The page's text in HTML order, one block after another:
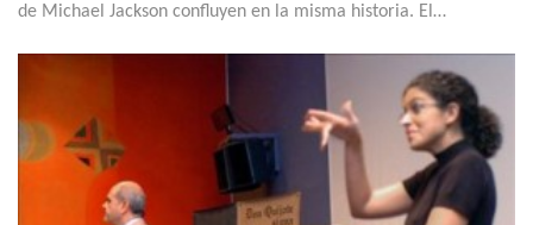
de Michael Jackson confluyen en la misma historia. El…